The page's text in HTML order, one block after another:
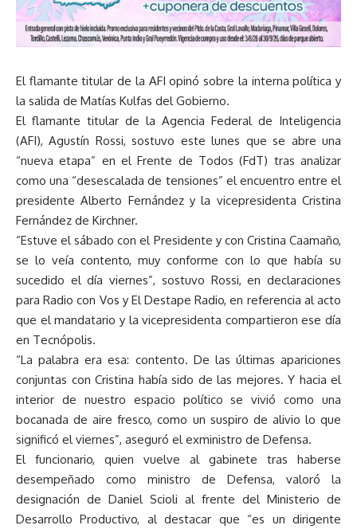
El flamante titular de la AFI opinó sobre la interna política y
la salida de Matías Kulfas del Gobierno.
El flamante titular de la Agencia Federal de Inteligencia
(AFI), Agustín Rossi, sostuvo este lunes que se abre una
“nueva etapa” en el Frente de Todos (FdT) tras analizar
como una “desescalada de tensiones” el encuentro entre el
presidente Alberto Fernández y la vicepresidenta Cristina
Fernández de Kirchner.
“Estuve el sábado con el Presidente y con Cristina Caamaño,
se lo veía contento, muy conforme con lo que había su
sucedido el día viernes”, sostuvo Rossi, en declaraciones
para Radio con Vos y El Destape Radio, en referencia al acto
que el mandatario y la vicepresidenta compartieron ese día
en Tecnópolis.
“La palabra era esa: contento. De las últimas apariciones
conjuntas con Cristina había sido de las mejores. Y hacia el
interior de nuestro espacio político se vivió como una
bocanada de aire fresco, como un suspiro de alivio lo que
significó el viernes”, aseguró el exministro de Defensa.
El funcionario, quien vuelve al gabinete tras haberse
desempeñado como ministro de Defensa, valoró la
designación de Daniel Scioli al frente del Ministerio de
Desarrollo Productivo, al destacar que “es un dirigente